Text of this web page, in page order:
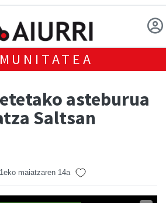
asteburua
Saltsan
maiatzaren 14a